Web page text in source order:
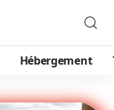
Hébergement